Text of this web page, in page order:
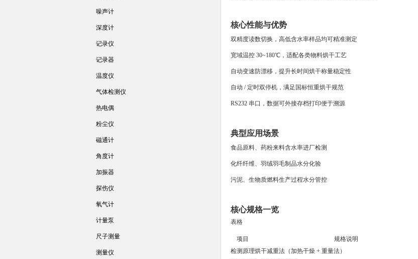
核心性能与优势
双精度读数切换，高低含水率样品均可精准测定
宽域温控 30~180℃，适配各类物料烘干工艺
自动变速防漂移，提升长时间烘干称量稳定性
自动 / 定时双停机，满足国标恒重烘干规范
RS232 串口，数据可外接存档打印便于溯源
典型应用场景
食品原料、药粉来料含水率进厂检测
化纤纤维、羽绒羽毛制品水分化验
污泥、生物质燃料生产过程水分管控
核心规格一览
表格
项目
规格说明
检测原理烘干减重法（加热干燥 + 重量法）
噪声计
深度计
记录仪
记录器
温度仪
气体检测仪
热电偶
粉尘仪
磁通计
角度计
加振器
探伤仪
氧气计
计量泵
尺子测量
测量仪